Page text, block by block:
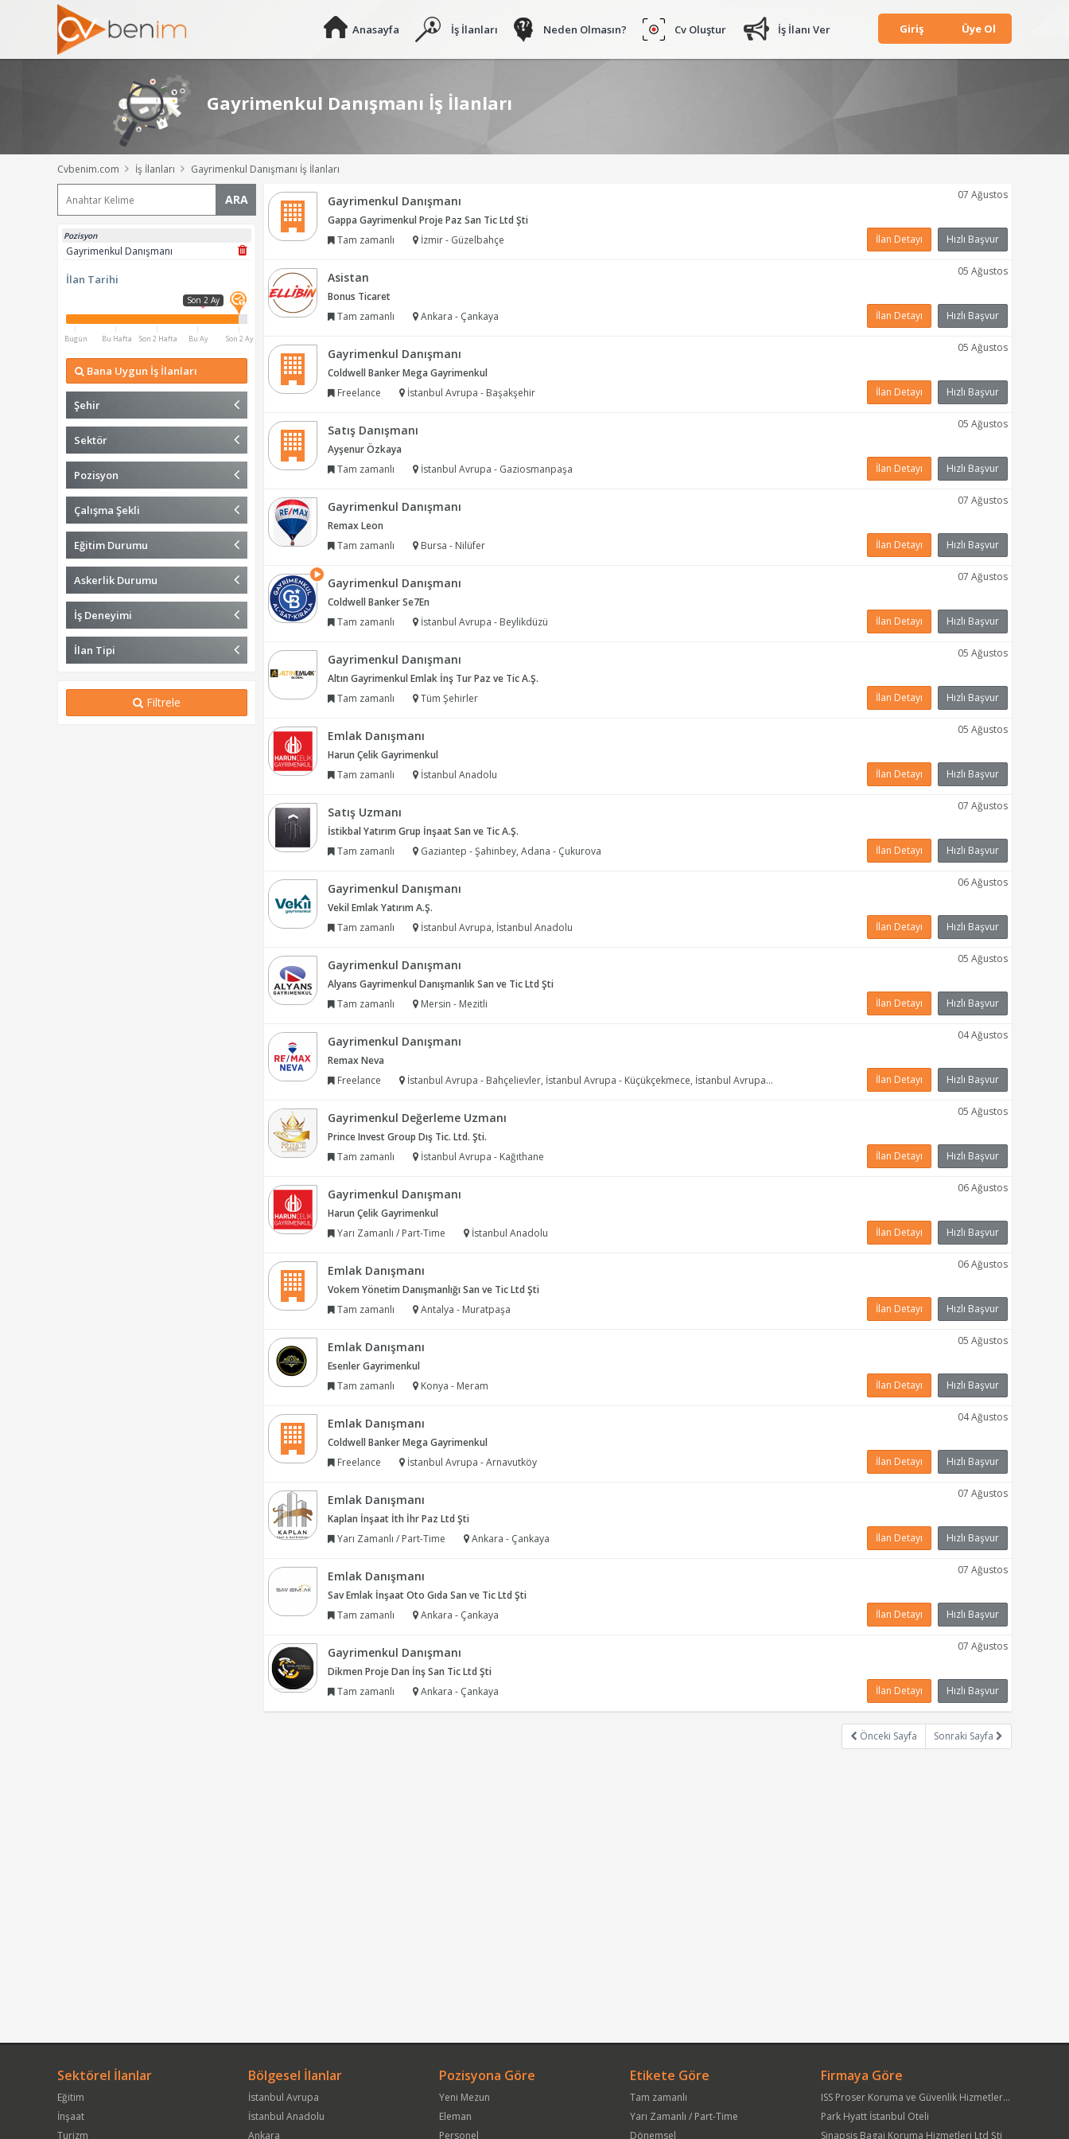
Anasayfa İş İlanları Neden Olmasın? Cv Oluştur İş İlanı Ver Giriş Üye Ol
Gayrimenkul Danışmanı İş İlanları
Cvbenim.com İş İlanları Gayrimenkul Danışmanı İş İlanları
ARA
Pozisyon
Gayrimenkul Danışmanı
İlan Tarihi
Son 2 Ay
Bugün Bu Hafta Son 2 Hafta Bu Ay Son 2 Ay
Bana Uygun İş İlanları
Şehir
Sektör
Pozisyon
Çalışma Şekli
Eğitim Durumu
Askerlik Durumu
İş Deneyimi
İlan Tipi
Filtrele
İlan Detayı Hızlı Başvur
07 Ağustos
Gayrimenkul Danışmanı
Gappa Gayrimenkul Proje Paz San Tic Ltd Şti
Tam zamanlı
İzmir - Güzelbahçe
İlan Detayı Hızlı Başvur
05 Ağustos
Asistan
Bonus Ticaret
Tam zamanlı
Ankara - Çankaya
İlan Detayı Hızlı Başvur
05 Ağustos
Gayrimenkul Danışmanı
Coldwell Banker Mega Gayrimenkul
Freelance
İstanbul Avrupa - Başakşehir
İlan Detayı Hızlı Başvur
05 Ağustos
Satış Danışmanı
Ayşenur Özkaya
Tam zamanlı
İstanbul Avrupa - Gaziosmanpaşa
İlan Detayı Hızlı Başvur
07 Ağustos
Gayrimenkul Danışmanı
Remax Leon
Tam zamanlı
Bursa - Nilüfer
İlan Detayı Hızlı Başvur
07 Ağustos
Gayrimenkul Danışmanı
Coldwell Banker Se7En
Tam zamanlı
İstanbul Avrupa - Beylikdüzü
İlan Detayı Hızlı Başvur
05 Ağustos
Gayrimenkul Danışmanı
Altın Gayrimenkul Emlak İnş Tur Paz ve Tic A.Ş.
Tam zamanlı
Tüm Şehirler
İlan Detayı Hızlı Başvur
05 Ağustos
Emlak Danışmanı
Harun Çelik Gayrimenkul
Tam zamanlı
İstanbul Anadolu
İlan Detayı Hızlı Başvur
07 Ağustos
Satış Uzmanı
İstikbal Yatırım Grup İnşaat San ve Tic A.Ş.
Tam zamanlı
Gaziantep - Şahinbey, Adana - Çukurova
İlan Detayı Hızlı Başvur
06 Ağustos
Gayrimenkul Danışmanı
Vekil Emlak Yatırım A.Ş.
Tam zamanlı
İstanbul Avrupa, İstanbul Anadolu
İlan Detayı Hızlı Başvur
05 Ağustos
Gayrimenkul Danışmanı
Alyans Gayrimenkul Danışmanlık San ve Tic Ltd Şti
Tam zamanlı
Mersin - Mezitli
İlan Detayı Hızlı Başvur
04 Ağustos
Gayrimenkul Danışmanı
Remax Neva
Freelance
İstanbul Avrupa - Bahçelievler, İstanbul Avrupa - Küçükçekmece, İstanbul Avrupa - Bakırköy, İstanbul Avrupa - Bağcılar, İstanbul Avrupa - Güngören
İlan Detayı Hızlı Başvur
05 Ağustos
Gayrimenkul Değerleme Uzmanı
Prince Invest Group Dış Tic. Ltd. Şti.
Tam zamanlı
İstanbul Avrupa - Kağıthane
İlan Detayı Hızlı Başvur
06 Ağustos
Gayrimenkul Danışmanı
Harun Çelik Gayrimenkul
Yarı Zamanlı / Part-Time
İstanbul Anadolu
İlan Detayı Hızlı Başvur
06 Ağustos
Emlak Danışmanı
Vokem Yönetim Danışmanlığı San ve Tic Ltd Şti
Tam zamanlı
Antalya - Muratpaşa
İlan Detayı Hızlı Başvur
05 Ağustos
Emlak Danışmanı
Esenler Gayrimenkul
Tam zamanlı
Konya - Meram
İlan Detayı Hızlı Başvur
04 Ağustos
Emlak Danışmanı
Coldwell Banker Mega Gayrimenkul
Freelance
İstanbul Avrupa - Arnavutköy
İlan Detayı Hızlı Başvur
07 Ağustos
Emlak Danışmanı
Kaplan İnşaat İth İhr Paz Ltd Şti
Yarı Zamanlı / Part-Time
Ankara - Çankaya
İlan Detayı Hızlı Başvur
07 Ağustos
Emlak Danışmanı
Sav Emlak İnşaat Oto Gıda San ve Tic Ltd Şti
Tam zamanlı
Ankara - Çankaya
İlan Detayı Hızlı Başvur
07 Ağustos
Gayrimenkul Danışmanı
Dikmen Proje Dan İnş San Tic Ltd Şti
Tam zamanlı
Ankara - Çankaya
Önceki Sayfa Sonraki Sayfa
Sektörel İlanlar
Eğitim
İnşaat
Turizm
Bölgesel İlanlar
İstanbul Avrupa
İstanbul Anadolu
Ankara
Pozisyona Göre
Yeni Mezun
Eleman
Personel
Etikete Göre
Tam zamanlı
Yarı Zamanlı / Part-Time
Dönemsel
Firmaya Göre
ISS Proser Koruma ve Güvenlik Hizmetleri A.Ş.
Park Hyatt İstanbul Oteli
Sinapsis Bagaj Koruma Hizmetleri Ltd Şti